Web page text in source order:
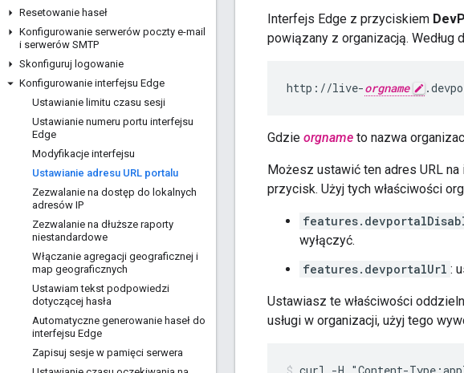
Resetowanie haseł
Konfigurowanie serwerów poczty e-mail
i serwerów SMTP
Skonfiguruj logowanie
Konfigurowanie interfejsu Edge
Ustawianie limitu czasu sesji
Ustawianie numeru portu interfejsu
Edge
Modyfikacje interfejsu
Ustawianie adresu URL portalu
Zezwalanie na dostęp do lokalnych
adresów IP
Zezwalanie na dłuższe raporty
niestandardowe
Włączanie agregacji geograficznej i
map geograficznych
Ustawiam tekst podpowiedzi
dotyczącej hasła
Automatyczne generowanie haseł do
interfejsu Edge
Zapisuj sesje w pamięci serwera
Interfejs Edge z przyciskiem
powiązany z organizacją. Według
http://live-orgname
Gdzie orgname to nazwa
Możesz ustawić ten adres URL na
przycisk. Użyj tych właściwości
wyłączyć.
features.devportalUrl :
Ustawiasz te właściwości
usługi w organizacji, użyj tego